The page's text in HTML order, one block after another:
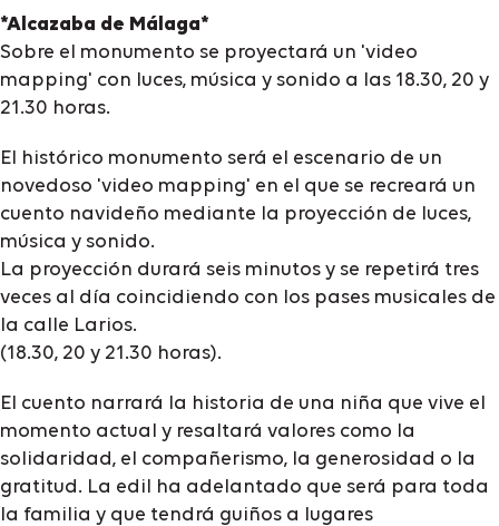
*Alcazaba de Málaga*
Sobre el monumento se proyectará un 'video
mapping' con luces, música y sonido a las 18.30, 20 y
21.30 horas.
El histórico monumento será el escenario de un
novedoso 'video mapping' en el que se recreará un
cuento navideño mediante la proyección de luces,
música y sonido.
La proyección durará seis minutos y se repetirá tres
veces al día coincidiendo con los pases musicales de
la calle Larios.
(18.30, 20 y 21.30 horas).
El cuento narrará la historia de una niña que vive el
momento actual y resaltará valores como la
solidaridad, el compañerismo, la generosidad o la
gratitud. La edil ha adelantado que será para toda
la familia y que tendrá guiños a lugares